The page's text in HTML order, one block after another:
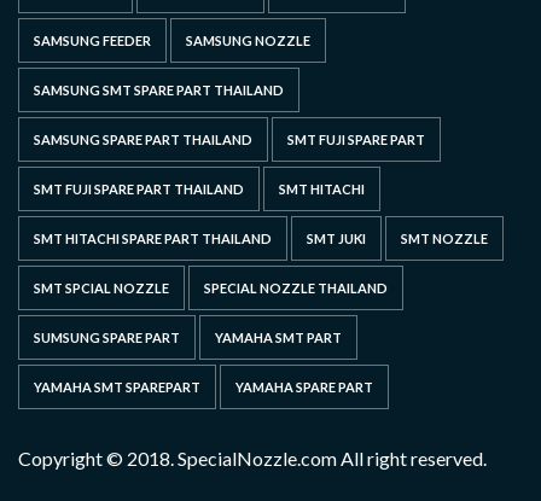
SAMSUNG FEEDER SAMSUNG NOZZLE
SAMSUNG SMT SPARE PART THAILAND
SAMSUNG SPARE PART THAILAND SMT FUJI SPARE PART
SMT FUJI SPARE PART THAILAND SMT HITACHI
SMT HITACHI SPARE PART THAILAND SMT JUKI SMT NOZZLE
SMT SPCIAL NOZZLE SPECIAL NOZZLE THAILAND
SUMSUNG SPARE PART YAMAHA SMT PART
YAMAHA SMT SPAREPART YAMAHA SPARE PART
Copyright © 2018. SpecialNozzle.com All right reserved.